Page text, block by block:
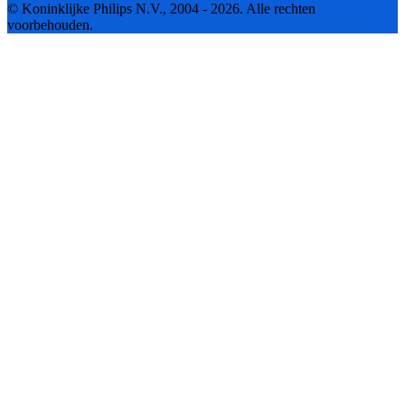
© Koninklijke Philips N.V., 2004 - 2026. Alle rechten
voorbehouden.